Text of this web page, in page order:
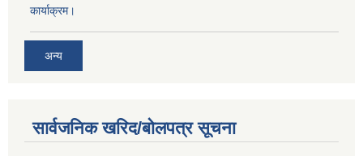
कार्याक्रम।
अन्य
सार्वजनिक खरिद/बोलपत्र सूचना